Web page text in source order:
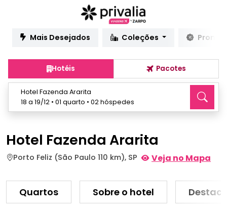
Mais Desejados Coleções
Hotéis Pacotes
Hotel Fazenda Ararita
18 a 19/12 • 01 quarto • 02 hóspedes
Hotel Fazenda Ararita
Porto Feliz (São Paulo 110 km), SP Veja no Mapa
Quartos Sobre o hotel